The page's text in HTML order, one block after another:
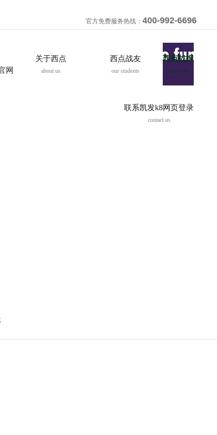
官方免费服务热线： 400-992-6696
网
关于西点
about us
西点战友
our students
西点战报
our news
联系凯发k8网页登录
contact us